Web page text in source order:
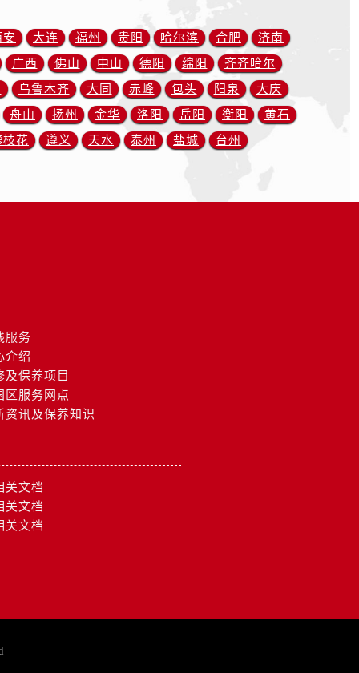
安 大连 福州 贵阳 哈尔滨 合肥
济南
广西
佛山 中山 德阳 绵阳
齐齐哈尔
乌鲁木齐 大同 赤峰 包头 阳泉
大庆
舟山
扬州 金华 洛阳 岳阳 衡阳
黄石
枝花
遵义 天水 泰州 盐城 台州
服务
介绍
及保养项目
区服务网点
资讯及保养知识
关文档
关文档
关文档